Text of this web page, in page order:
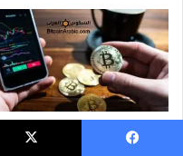
كيفية تداول البيتكوين طريقة سهلة